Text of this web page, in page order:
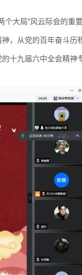
个大局”风云际会的重
，从党的百年奋斗历
十九届六中全会精神